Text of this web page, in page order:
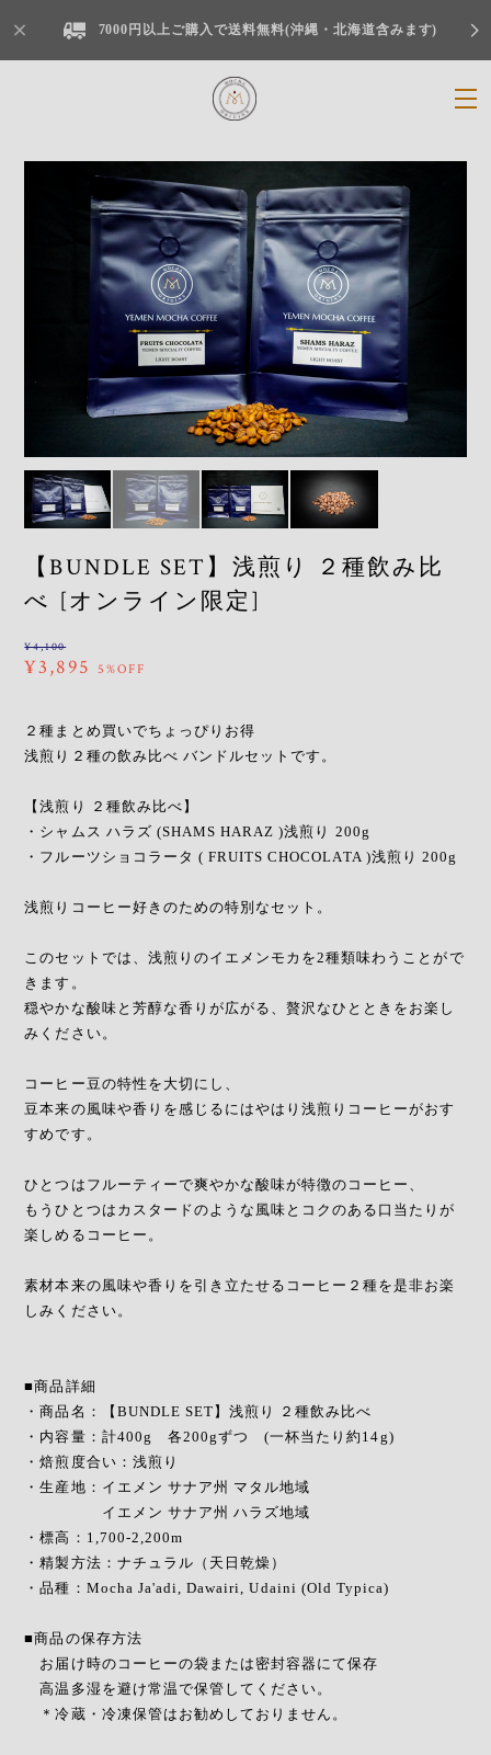
7000円以上ご購入で送料無料(沖縄・北海道含みます)
【BUNDLE SET】浅煎り ２種飲み比
べ [オンライン限定]
¥4,100
¥3,895 5%OFF
２種まとめ買いでちょっぴりお得
浅煎り２種の飲み比べ バンドルセットです。
【浅煎り ２種飲み比べ】
・シャムス ハラズ (SHAMS HARAZ )浅煎り 200g
・フルーツショコラータ ( FRUITS CHOCOLATA )浅煎り 200g
浅煎りコーヒー好きのための特別なセット。
このセットでは、浅煎りのイエメンモカを2種類味わうことがで
きます。
穏やかな酸味と芳醇な香りが広がる、贅沢なひとときをお楽し
みください。
コーヒー豆の特性を大切にし、
豆本来の風味や香りを感じるにはやはり浅煎りコーヒーがおす
すめです。
ひとつはフルーティーで爽やかな酸味が特徴のコーヒー、
もうひとつはカスタードのような風味とコクのある口当たりが
楽しめるコーヒー。
素材本来の風味や香りを引き立たせるコーヒー２種を是非お楽
しみください。
■商品詳細
・商品名：【BUNDLE SET】浅煎り ２種飲み比べ
・内容量：計400g 各200gずつ (一杯当たり約14g)
・焙煎度合い：浅煎り
・生産地：イエメン サナア州 マタル地域
イエメン サナア州 ハラズ地域
・標高：1,700-2,200m
・精製方法：ナチュラル（天日乾燥）
・品種：Mocha Ja'adi, Dawairi, Udaini (Old Typica)
■商品の保存方法
お届け時のコーヒーの袋または密封容器にて保存
高温多湿を避け常温で保管してください。
＊冷蔵・冷凍保管はお勧めしておりません。